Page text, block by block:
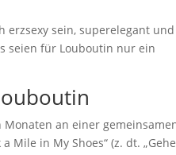
erzsexy sein, superelegant und
seien für Louboutin nur ein
an einer
Mile in My Shoes“ (z. dt. „Gehe